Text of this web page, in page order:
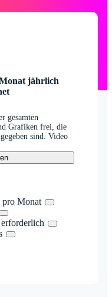
jährlich
gesamten
Grafiken frei, die
sind. Video
Monat